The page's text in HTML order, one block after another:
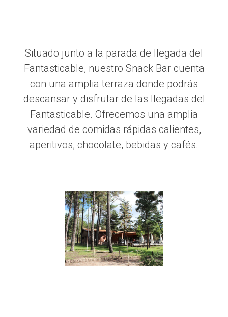
Situado junto a la parada de llegada del
Fantasticable, nuestro Snack Bar cuenta
con una amplia terraza donde podrás
descansar y disfrutar de las llegadas del
Fantasticable. Ofrecemos una amplia
variedad de comidas rápidas calientes,
aperitivos, chocolate, bebidas y cafés.